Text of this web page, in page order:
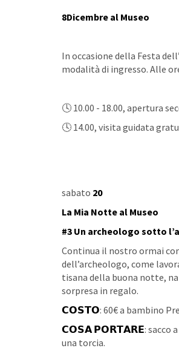
8Dicembre al Museo
In occasione della Festa
modalità di ingresso. Alle
🕓 10.00 - 18.00, apertura
🕓 14.00, visita guidata
sabato 20
La Mia Notte al Museo
#3 Un archeologo sotto
Continua il nostro ormai
dell’archeologo, come
tisana della buona notte,
sorpresa in regalo.
𝗖𝗢𝗦𝗧𝗢: 60€ a bambino
𝗖𝗢𝗦𝗔 𝗣𝗢𝗥𝗧𝗔𝗥𝗘: sacco
una torcia.